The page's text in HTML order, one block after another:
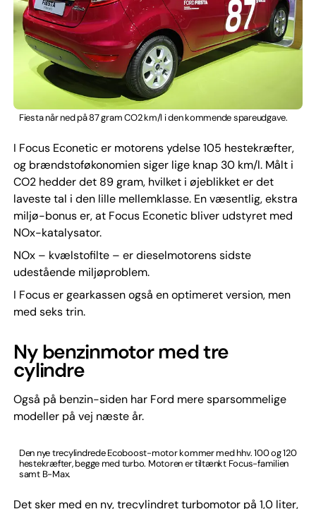
Fiesta når ned på 87 gram CO2 km/l i den kommende spareudgave.
I Focus Econetic er motorens ydelse 105 hestekræfter,
og brændstoføkonomien siger lige knap 30 km/l. Målt i
CO2 hedder det 89 gram, hvilket i øjeblikket er det
laveste tal i den lille mellemklasse. En væsentlig, ekstra
miljø-bonus er, at Focus Econetic bliver udstyret med
NOx-katalysator.
NOx – kvælstofilte – er dieselmotorens sidste
udestående miljøproblem.
I Focus er gearkassen også en optimeret version, men
med seks trin.
Ny benzinmotor med tre
cylindre
Også på benzin-siden har Ford mere sparsommelige
modeller på vej næste år.
Den nye trecylindrede Ecoboost-motor kommer med hhv. 100 og 120
hestekræfter, begge med turbo. Motoren er tiltænkt Focus-familien
samt B-Max.
Det sker med en ny, trecylindret turbomotor på 1,0 liter,